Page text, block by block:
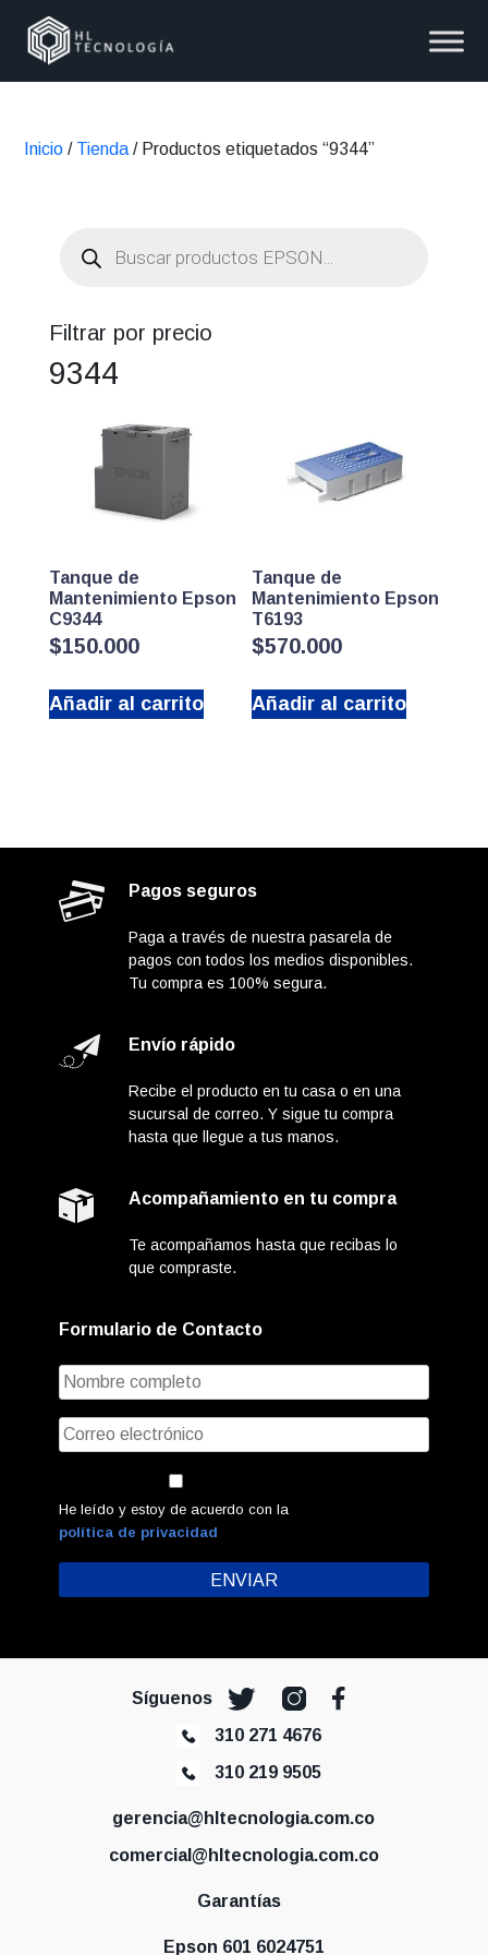
Inicio / Tienda / Productos etiquetados “9344”
productos
Filtrar por precio
9344
Tanque de
Mantenimiento Epson
C9344
$150.000
Añadir al carrito
Tanque de
Mantenimiento Epson
T6193
$570.000
Añadir al carrito
Pagos seguros
Paga a través de nuestra pasarela de
pagos con todos los medios disponibles.
Tu compra es 100% segura.
Envío rápido
Recibe el producto en tu casa o en una
sucursal de correo. Y sigue tu compra
hasta que llegue a tus manos.
Acompañamiento en tu compra
Te acompañamos hasta que recibas lo
que compraste.
Formulario de Contacto
He leído y estoy de acuerdo con la
política de privacidad
Síguenos
310 271 4676
310 219 9505
gerencia@hltecnologia.com.co
comercial@hltecnologia.com.co
Garantías
Epson 601 6024751